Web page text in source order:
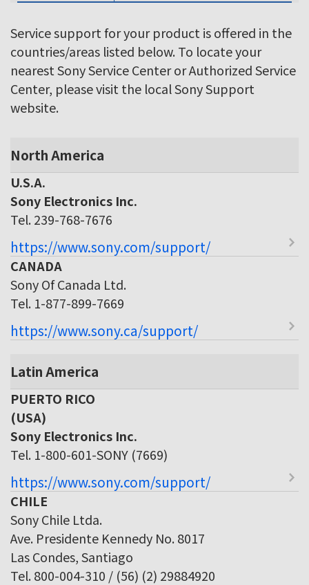
Service support for your product is offered in the
countries/areas listed below. To locate your
nearest Sony Service Center or Authorized Service
Center, please visit the local Sony Support
website.
North America
U.S.A.
Sony Electronics Inc.
Tel. 239-768-7676
https://www.sony.com/support/
CANADA
Sony Of Canada Ltd.
Tel. 1-877-899-7669
https://www.sony.ca/support/
Latin America
PUERTO RICO
(USA)
Sony Electronics Inc.
Tel. 1-800-601-SONY (7669)
https://www.sony.com/support/
CHILE
Sony Chile Ltda.
Ave. Presidente Kennedy No. 8017
Las Condes, Santiago
Tel. 800-004-310 / (56) (2) 29884920